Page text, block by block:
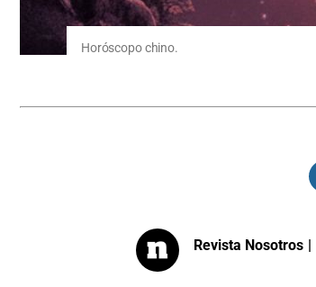
Horóscopo chino.
Revista Nosotros |